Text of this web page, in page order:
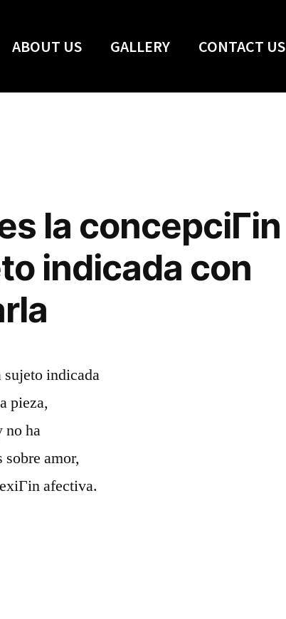
ABOUT US GALLERY CONTACT US
la concepciГіn
indicada con
sujeto indicada
pieza,
no ha
amor,
afectiva.